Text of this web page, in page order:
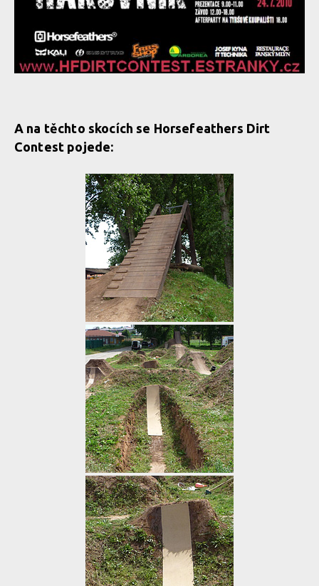
A na těchto skocích se Horsefeathers Dirt
Contest pojede: